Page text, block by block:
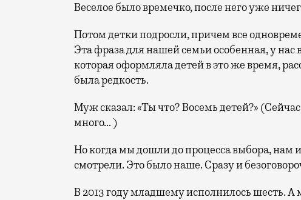
Веселое было времечко, после него уже
Потом детки подросли, причем все
Эта фраза для нашей семьи особенная, у нас
которая оформляла детей в это же время,
была редкость.
Муж сказал: «Ты что? Восемь детей?»
много… )
Но когда мы дошли до процесса выбора, нам
смотрели. Это было наше. Сразу и
В 2013 году младшему исполнилось шесть. А